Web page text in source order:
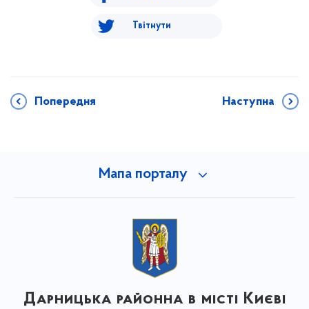
Твітнути
Попередня Наступна
Мапа порталу
Дарницька районна в місті Києві